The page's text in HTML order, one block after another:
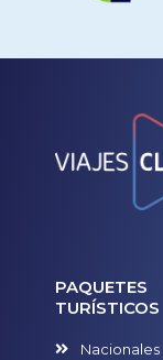
PAQUETES
TURÍSTICOS
Nacionales